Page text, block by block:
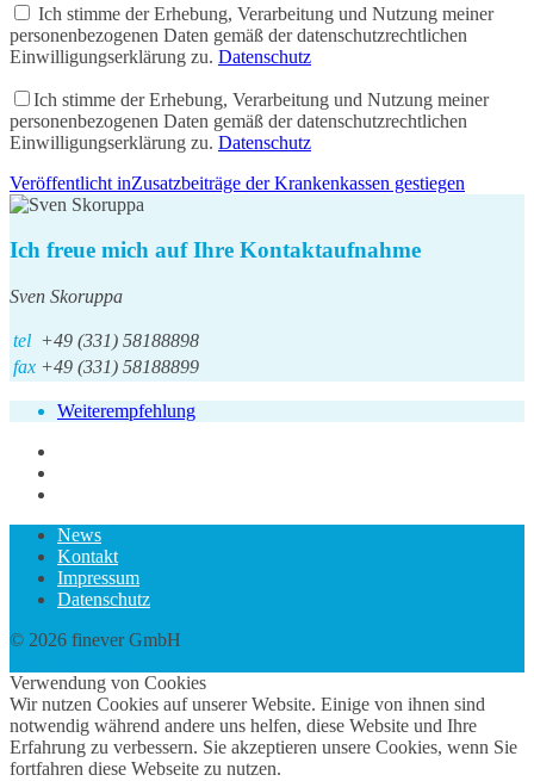
Ich stimme der Erhebung, Verarbeitung und Nutzung meiner
personenbezogenen Daten gemäß der datenschutzrechtlichen
Einwilligungserklärung zu. Datenschutz
Ich stimme der Erhebung, Verarbeitung und Nutzung meiner
personenbezogenen Daten gemäß der datenschutzrechtlichen
Einwilligungserklärung zu. Datenschutz
Beitragsnavigation
Veröffentlicht inZusatzbeiträge der Krankenkassen gestiegen
Ich freue mich auf Ihre Kontaktaufnahme
Sven Skoruppa
tel +49 (331) 58188898
fax +49 (331) 58188899
Weiterempfehlung
News
Kontakt
Impressum
Datenschutz
© 2026 finever GmbH
Verwendung von Cookies
Wir nutzen Cookies auf unserer Website. Einige von ihnen sind
notwendig während andere uns helfen, diese Website und Ihre
Erfahrung zu verbessern. Sie akzeptieren unsere Cookies, wenn Sie
fortfahren diese Webseite zu nutzen.